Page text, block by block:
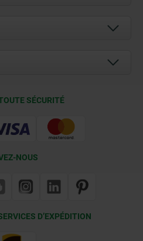
SÉCURITÉ
NOUS
D’EXPÉDITION